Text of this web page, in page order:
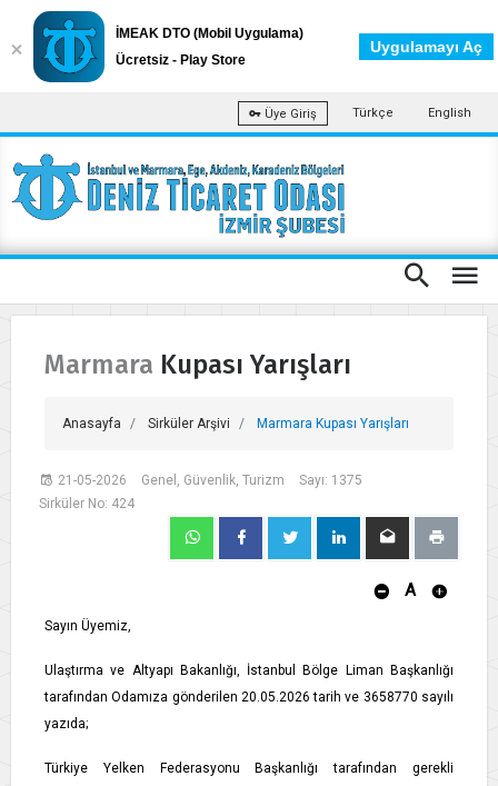
Üye Giriş Türkçe English
Marmara Kupası Yarışları
Anasayfa Sirküler Arşivi Marmara Kupası Yarışları
21-05-2026 Genel, Güvenlik, Turizm
Sayı: 1375
Sirküler No: 424
A
Sayın Üyemiz,
Ulaştırma ve Altyapı Bakanlığı, İstanbul Bölge Liman Başkanlığı
tarafından Odamıza gönderilen 20.05.2026 tarih ve 3658770 sayılı
yazıda;
Türkiye Yelken Federasyonu Başkanlığı tarafından gerekli
İMEAK DTO (Mobil Uygulama)
Ücretsiz - Play Store
Uygulamayı Aç